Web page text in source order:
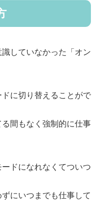
していなかった「オン
に切り替えることがで
間もなく強制的に仕事
ドになれなくてついつ
にいつまでも仕事して